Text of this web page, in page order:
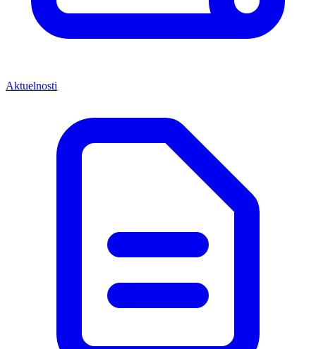
Aktuelnosti